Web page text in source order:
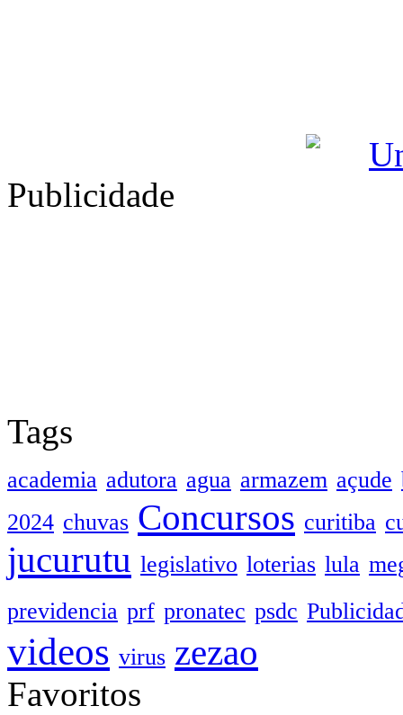
Publicidade
Tags
academia adutora agua armazem açude
2024 chuvas Concursos curitiba
jucurutu legislativo loterias lula
previdencia prf pronatec psdc
videos virus zezao
Favoritos